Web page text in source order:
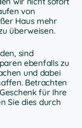
von
Haus mehr
überweisen.
sind
ebenfalls zu
und dabei
Betrachten
für Ihre
Sie dies durch